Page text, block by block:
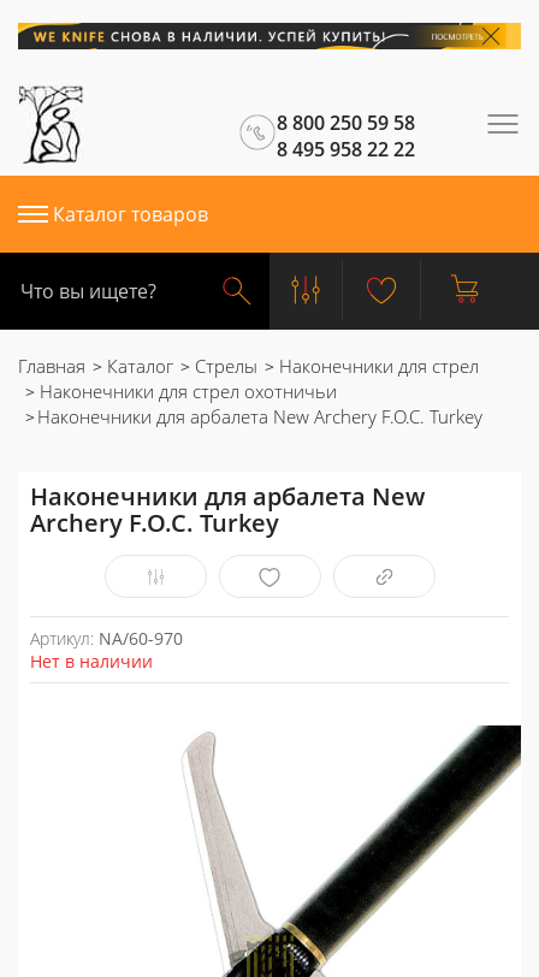
8 800 250 59 58
8 495 958 22 22
Каталог товаров
Главная Каталог Стрелы
Наконечники для стрел
Наконечники для стрел охотничьи
Наконечники для арбалета New Archery F.O.C. Turkey
Наконечники для арбалета New
Archery F.O.C. Turkey
Артикул: NA/60-970
Нет в наличии